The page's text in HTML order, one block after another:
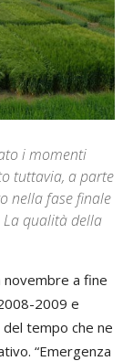
i momenti
tuttavia, a parte
nella fase finale
La qualità della
a fine
2009 e
del tempo che ne
“Emergenza